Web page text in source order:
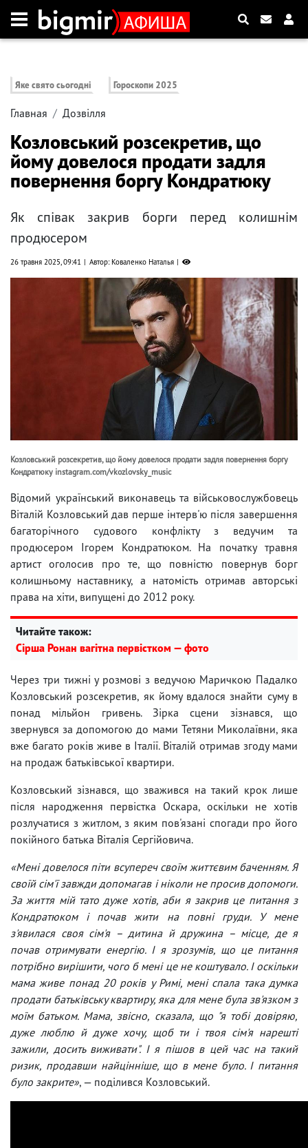
Яке свято сьогодні Гороскопи 2025
Главная Дозвілля
Козловський розсекретив, що
йому довелося продати задля
повернення боргу Кондратюку
Як співак закрив борги перед колишнім
продюсером
26 травня 2025, 09:41 Автор: Коваленко Наталья
Козловський розсекретив, що йому довелося продати задля повернення боргу
Кондратюку instagram.com/vkozlovsky_music
Відомий український виконавець та військовослужбовець
Віталій Козловський дав перше інтерв'ю після завершення
багаторічного судового конфлікту з ведучим та
продюсером Ігорем Кондратюком. На початку травня
артист оголосив про те, що повністю повернув борг
колишньому наставнику, а натомість отримав авторські
права на хіти, випущені до 2012 року.
Читайте також:
Сірша Ронан вагітна первістком — фото
Через три тижні у розмові з ведучою Маричкою Падалко
Козловський розсекретив, як йому вдалося знайти суму в
понад мільйон гривень. Зірка сцени зізнався, що
звернувся за допомогою до мами Тетяни Миколаївни, яка
вже багато років живе в Італії. Віталій отримав згоду мами
на продаж батьківської квартири.
Козловський зізнався, що зважився на такий крок лише
після народження первістка Оскара, оскільки не хотів
розлучатися з житлом, з яким пов'язані спогади про його
покійного батька Віталія Сергійовича.
«Мені довелося піти всупереч своїм життєвим баченням. Я
своїй сім'ї завжди допомагав і ніколи не просив допомоги.
За життя мій тато дуже хотів, аби я закрив це питання з
Кондратюком і почав жити на повні груди. У мене
з'явилася своя сім'я – дитина й дружина – місце, де я
почав отримувати енергію. І я зрозумів, що це питання
потрібно вирішити, чого б мені це не коштувало. І оскільки
мама живе понад 20 років у Римі, мені спала така думка
продати батьківську квартиру, яка для мене була зв'язком з
моїм батьком. Мама, звісно, сказала, що "я тобі довіряю,
дуже люблю й дуже хочу, щоб ти і твоя сім'я нарешті
зажили, досить виживати". І я пішов в цей час на такий
ризик, продавши найцінніше, що в мене було. І питання
було закрите», — поділився Козловський.